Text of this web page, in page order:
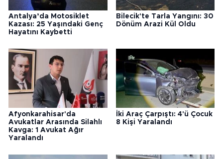
Antalya’da Motosiklet
Kazası: 25 Yaşındaki Genç
Hayatını Kaybetti
Bilecik'te Tarla Yangını: 30
Dönüm Arazi Kül Oldu
Afyonkarahisar'da
Avukatlar Arasında Silahlı
Kavga: 1 Avukat Ağır
Yaralandı
İki Araç Çarpıştı: 4'ü Çocuk
8 Kişi Yaralandı